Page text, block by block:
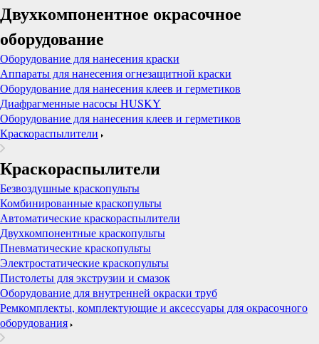
Двухкомпонентное окрасочное
оборудование
Оборудование для нанесения краски
Аппараты для нанесения огнезащитной краски
Оборудование для нанесения клеев и герметиков
Диафрагменные насосы HUSKY
Оборудование для нанесения клеев и герметиков
Краскораспылители
Краскораспылители
Безвоздушные краскопульты
Комбинированные краскопульты
Автоматические краскораспылители
Двухкомпонентные краскопульты
Пневматические краскопульты
Электростатические краскопульты
Пистолеты для экструзии и смазок
Оборудование для внутренней окраски труб
Ремкомплекты, комплектующие и аксессуары для окрасочного
оборудования